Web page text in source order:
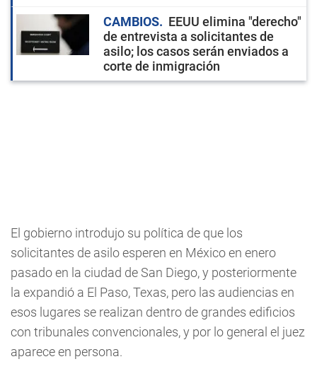
CAMBIOS
EEUU elimina "derecho"
de entrevista a solicitantes de
asilo; los casos serán enviados a
corte de inmigración
El gobierno introdujo su política de que los
solicitantes de asilo esperen en México en enero
pasado en la ciudad de San Diego, y posteriormente
la expandió a El Paso, Texas, pero las audiencias en
esos lugares se realizan dentro de grandes edificios
con tribunales convencionales, y por lo general el juez
aparece en persona.